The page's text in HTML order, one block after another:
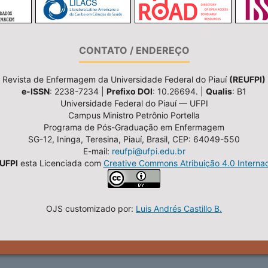
CONTATO / ENDEREÇO
Revista de Enfermagem da Universidade Federal do Piauí (REUFPI)
e-ISSN: 2238-7234 | Prefixo DOI: 10.26694. | Qualis: B1
Universidade Federal do Piauí — UFPI
Campus Ministro Petrônio Portella
Programa de Pós-Graduação em Enfermagem
SG-12, Ininga, Teresina, Piauí, Brasil, CEP: 64049-550
E-mail: reufpi@ufpi.edu.br
esta Licenciada com Creative Commons Atribuição 4.0
OJS customizado por: Luis Andrés Castillo B.